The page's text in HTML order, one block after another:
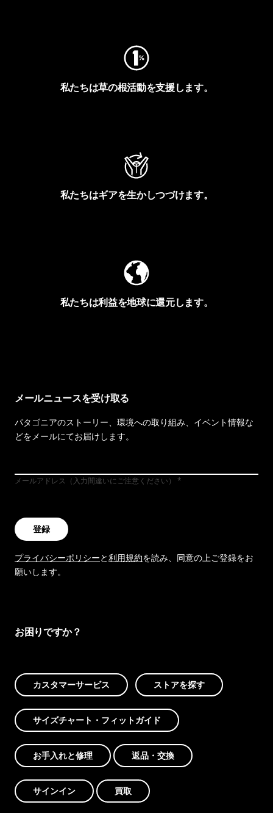
私たちは草の根活動を支援します。
私たちはギアを生かしつづけます。
私たちは利益を地球に還元します。
メールニュースを受け取る
パタゴニアのストーリー、環境への取り組み、イベント情報な
どをメールにてお届けします。
メールアドレス（入力間違いにご注意ください）
登録
プライバシーポリシーと利用規約を読み、同意の上ご登録をお
願いします。
お困りですか？
カスタマーサービス ストアを探す
サイズチャート・フィットガイド
お手入れと修理 返品・交換
サインイン 買取